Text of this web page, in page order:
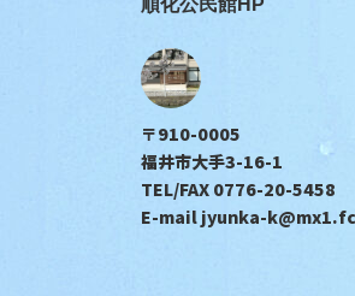
〒910-0005
福井市大手3-16-1
TEL/FAX 0776-20-5458
E-mail jyunka-